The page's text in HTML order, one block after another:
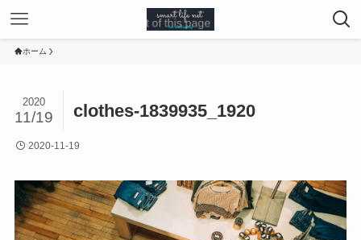
ホーム
clothes-1839935_1920
2020
11/19
2020-11-19